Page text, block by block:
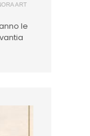
ART
le